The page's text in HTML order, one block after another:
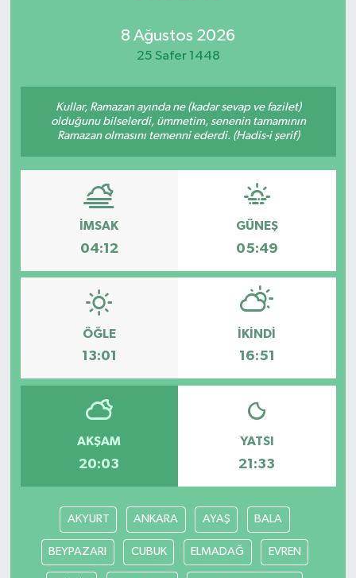
8 Ağustos 2026
25 Safer 1448
Kullar, Ramazan ayında ne (kadar sevap ve fazilet)
olduğunu bilselerdi, ümmetim, senenin tamamının
Ramazan olmasını temenni ederdi. (Hadis-i şerif)
İMSAK
04:12
GÜNEŞ
05:49
ÖĞLE
13:01
İKINDI
16:51
AKŞAM
20:03
YATSI
21:33
AKYURT ANKARA AYAŞ BALA
BEYPAZARI CUBUK ELMADAĞ EVREN
Yaşam